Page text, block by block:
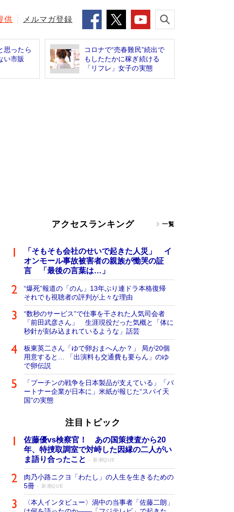
供 メルマガ登録
思ったら
い市販
コロナで“売春難民”続出で
もしたたかに稼ぎ続ける
「リフレ」女子の実態
アクセスランキング 一覧
「そもそも会社のせいで起きた人災」 イ
オンモール事故被害者の親族が慟哭の証
言 「最後の言葉は…」
“爆死”報道の「のん」13年ぶり連ドラ本格復帰
それでも視聴者の評判が上々な理由
“数秒のサービス”で仕事を干された人気司会者
「前田武彦さん」 生涯現役だった気概と「体に
秒針が刻み込まれているような」話芸
板東英二さん「ゆで卵おまへんか？」 局が20個
用意すると… 「出演料も交通費も要らん」のゆ
で卵伝説
「プーチンの戦争を日本製品が支えている」「パ
ートナー企業が日本に」米紙が報じた“スパイ天
国”の実態
注目トピック
佐藤優vs検察官！ あの国策捜査から20
年、特捜取調室で対峙した因縁の二人がい
ま語り合ったこと
新潮QUE
肉乃小路ニクヨ「わたし」の人生を生きるための
5冊
新潮QUE
〈本人インタビュー〉渦中の当事者「佐藤二朗」